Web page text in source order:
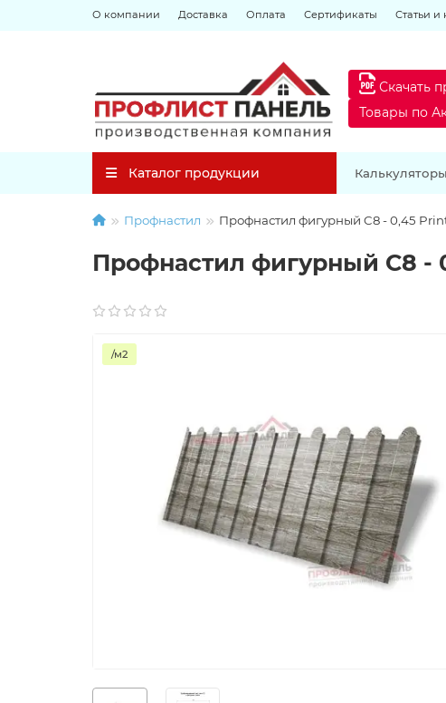
О компании Доставка Оплата Сертификаты Статьи и
Скачать
Товары по
Каталог продукции Калькуляторы
Профнастил Профнастил фигурный C8 - 0,45
Профнастил фигурный C8 -
/м2